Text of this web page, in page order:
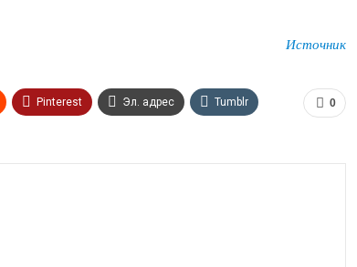
Источник
0
Pinterest Эл. адрес Tumblr